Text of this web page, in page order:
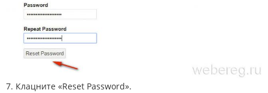
7. Клацните «Reset Password».